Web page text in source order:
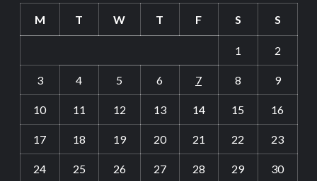
M T W T F S S
1 2
3 4 5 6 7 8 9
10 11 12 13 14 15 16
17 18 19 20 21 22 23
24 25 26 27 28 29 30